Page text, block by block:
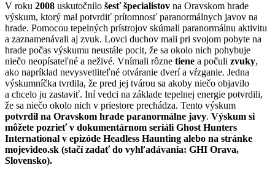
V roku 2008 uskutočnilo šesť špecialistov na Oravskom hrade
výskum, ktorý mal potvrdiť prítomnosť paranormálnych javov na
hrade. Pomocou tepelných prístrojov skúmali paranormálnu aktivitu
a zaznamenávali aj zvuk. Lovci duchov mali pri svojom pobyte na
hrade počas výskumu neustále pocit, že sa okolo nich pohybuje
niečo neopísateľné a neživé. Vnímali rôzne tiene a počuli zvuky,
ako napríklad nevysvetliteľné otváranie dverí a vŕzganie. Jedna
výskumníčka tvrdila, že pred jej tvárou sa akoby niečo objavilo
a chcelo ju zastaviť. Iní vedci na základe tepelnej energie potvrdili,
že sa niečo okolo nich v priestore prechádza. Tento výskum
potvrdil na Oravskom hrade paranormálne javy. Výskum si
môžete pozrieť v dokumentárnom seriáli Ghost Hunters
International v epizóde Headless Haunting alebo na stránke
mojevideo.sk (stačí zadať do vyhľadávania: GHI Orava,
Slovensko).